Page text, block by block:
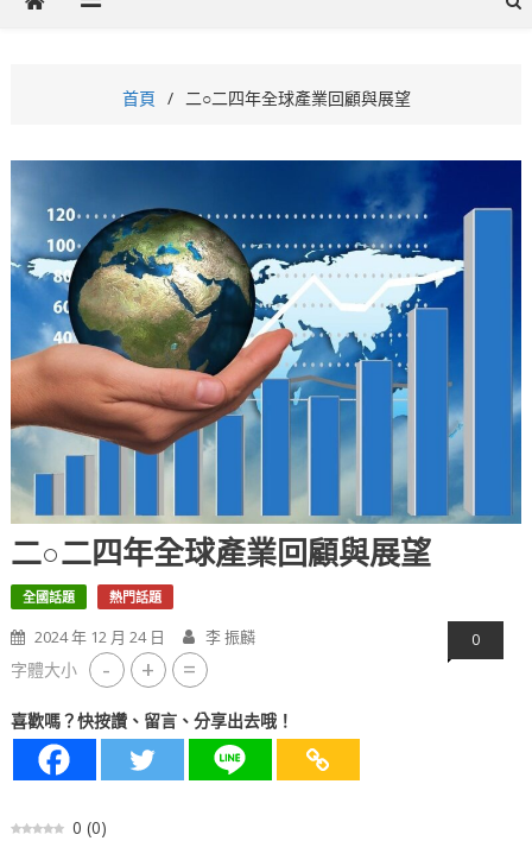
首頁 二○二四年全球產業回顧與展望
二○二四年全球產業回顧與展望
全國話題 熱門話題
2024 年 12 月 24 日 李 振麟 0
字體大小 - + =
喜歡嗎？快按讚、留言、分享出去哦！
0 (0)